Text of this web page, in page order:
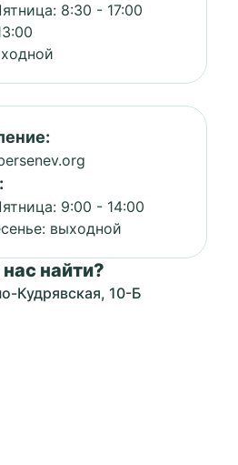
8:30 - 17:00
9:00 - 14:00
выходной
найти?
Кудрявская, 10-Б